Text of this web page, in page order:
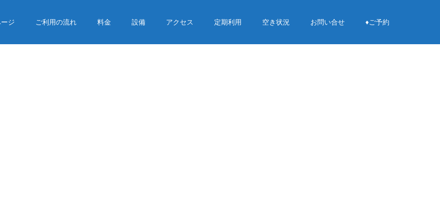
ジ ご利用の流れ 料金 設備 アクセス 定期利用 空き状況 お問い合せ ♦︎ご予約